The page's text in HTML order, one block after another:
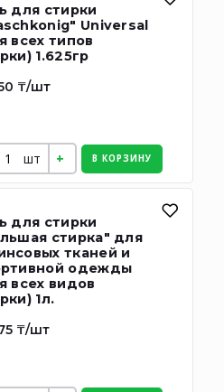
для стирки
Universal
всех типов
1.625гр
₸/шт
шт В КОРЗИНУ
для стирки
стирка" для
тканей и
одежды
всех видов
1л.
₸/шт